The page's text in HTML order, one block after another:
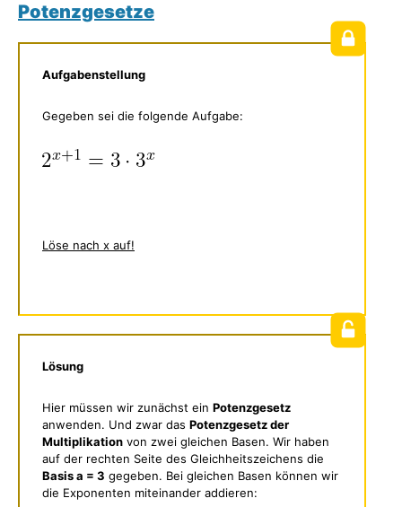
Potenzgesetze
Aufgabenstellung
Gegeben sei die folgende Aufgabe:
Löse nach x auf!
Lösung
Hier müssen wir zunächst ein Potenzgesetz
anwenden. Und zwar das Potenzgesetz der
Multiplikation von zwei gleichen Basen. Wir haben
auf der rechten Seite des Gleichheitszeichens die
Basis a = 3 gegeben. Bei gleichen Basen können wir
die Exponenten miteinander addieren: